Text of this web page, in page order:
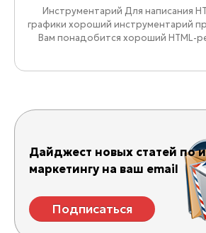
Инструментарий Для написания
графики хороший инструментарий
Вам понадобится хороший HTML-
Дайджест новых статей по
маркетингу на ваш email
Подписаться